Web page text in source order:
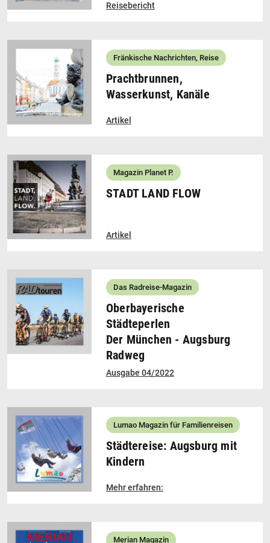
Reisebericht
Fränkische Nachrichten, Reise
Prachtbrunnen,
Wasserkunst, Kanäle
Artikel
Magazin Planet P.
STADT LAND FLOW
Artikel
Das Radreise-Magazin
Oberbayerische
Städteperlen
Der München - Augsburg
Radweg
Ausgabe 04/2022
Lumao Magazin für Familienreisen
Städtereise: Augsburg mit
Kindern
Mehr erfahren:
Merian Magazin